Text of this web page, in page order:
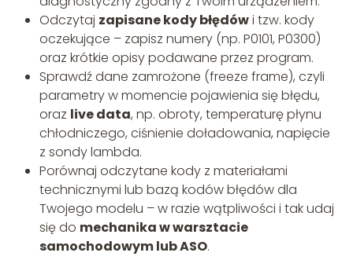
Odczytaj zapisane kody błędówi tzw. kody
oczekujące – zapisz numery (np. P0101, P0300)
oraz krótkie opisy podawane przez program.
Sprawdź dane zamrożone (freeze frame), czyli
parametry w momencie pojawienia się błędu,
oraz live data, np. obroty, temperaturę płynu
chłodniczego, ciśnienie doładowania, napięcie
z sondy lambda.
Porównaj odczytane kody z materiałami
technicznymi lub bazą kodów błędów dla
Twojego modelu – w razie wątpliwości i tak udaj
się do mechanika w warsztacie
samochodowym lub ASO.